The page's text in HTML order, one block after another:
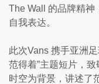
The Wall 的品牌精
自我表达。
此次Vans 携手亚洲
范得着”主题短片，
时空为背景，讲述了